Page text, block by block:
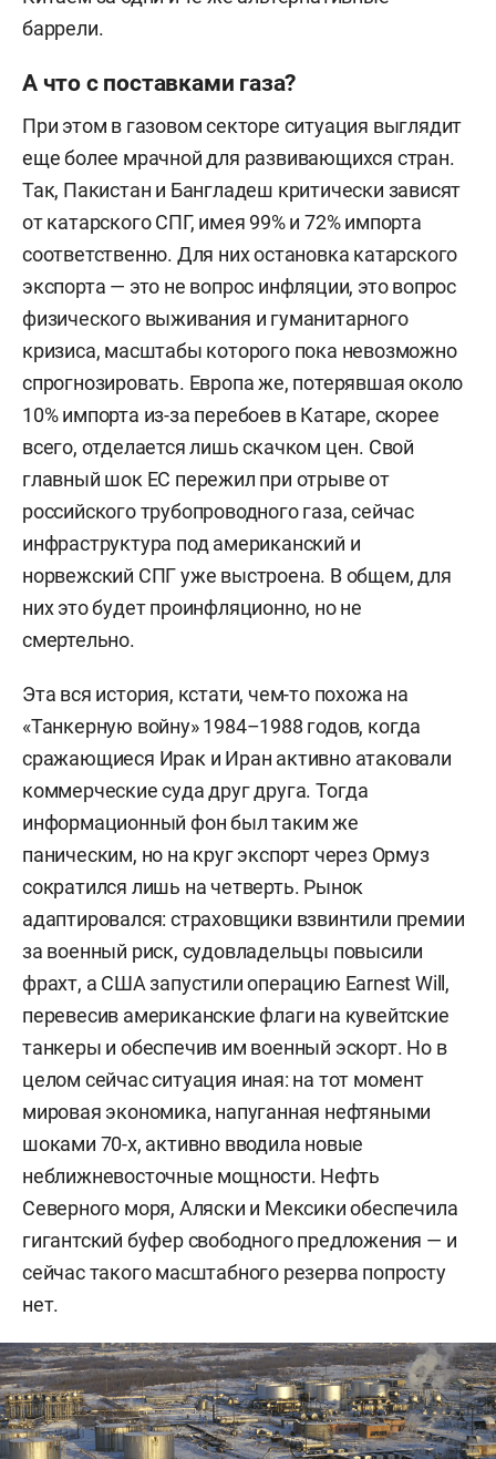
баррели.
А что с поставками газа?
При этом в газовом секторе ситуация выглядит
еще более мрачной для развивающихся стран.
Так, Пакистан и Бангладеш критически зависят
от катарского СПГ, имея 99% и 72% импорта
соответственно. Для них остановка катарского
экспорта — это не вопрос инфляции, это вопрос
физического выживания и гуманитарного
кризиса, масштабы которого пока невозможно
спрогнозировать. Европа же, потерявшая около
10% импорта из-за перебоев в Катаре, скорее
всего, отделается лишь скачком цен. Свой
главный шок ЕС пережил при отрыве от
российского трубопроводного газа, сейчас
инфраструктура под американский и
норвежский СПГ уже выстроена. В общем, для
них это будет проинфляционно, но не
смертельно.
Эта вся история, кстати, чем-то похожа на
«Танкерную войну» 1984–1988 годов, когда
сражающиеся Ирак и Иран активно атаковали
коммерческие суда друг друга. Тогда
информационный фон был таким же
паническим, но на круг экспорт через Ормуз
сократился лишь на четверть. Рынок
адаптировался: страховщики взвинтили премии
за военный риск, судовладельцы повысили
фрахт, а США запустили операцию Earnest Will,
перевесив американские флаги на кувейтские
танкеры и обеспечив им военный эскорт. Но в
целом сейчас ситуация иная: на тот момент
мировая экономика, напуганная нефтяными
шоками 70-х, активно вводила новые
неближневосточные мощности. Нефть
Северного моря, Аляски и Мексики обеспечила
гигантский буфер свободного предложения — и
сейчас такого масштабного резерва попросту
нет.